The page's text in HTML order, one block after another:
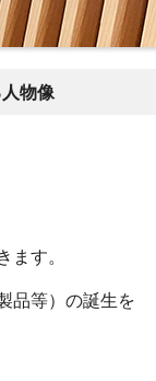
物像
ます。
品等）の誕生を